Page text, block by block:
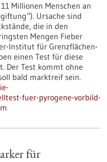
Millionen Menschen an
Ursache sind
die in den
Mengen Fieber
Institut für Grenzflächen-
einen Test für diese
Der Test kommt ohne
bald marktreif sein.
fuer-pyrogene-vorbild-
für